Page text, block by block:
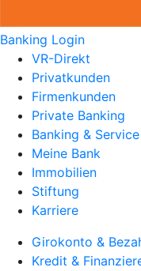
Banking Login
VR-Direkt
Privatkunden
Firmenkunden
Private Banking
Banking & Service
Meine Bank
Immobilien
Stiftung
Karriere
Girokonto &
Kredit &